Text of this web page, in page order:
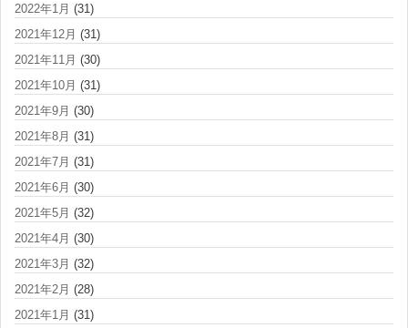
2022年1月 (31)
2021年12月 (31)
2021年11月 (30)
2021年10月 (31)
2021年9月 (30)
2021年8月 (31)
2021年7月 (31)
2021年6月 (30)
2021年5月 (32)
2021年4月 (30)
2021年3月 (32)
2021年2月 (28)
2021年1月 (31)